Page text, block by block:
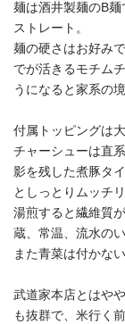
麺は酒井製麺のB
ストレート。
麺の硬さはお好み
でが活きるモチム
うになると家系の
付属トッピングは
チャーシューは直
影を残した煮豚タ
としっとりムッチリ
湯煎すると繊維質
蔵、常温、流水の
また青菜は付かな
武道家本店とはや
も抜群で、米行く